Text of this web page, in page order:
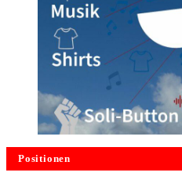
Positionen